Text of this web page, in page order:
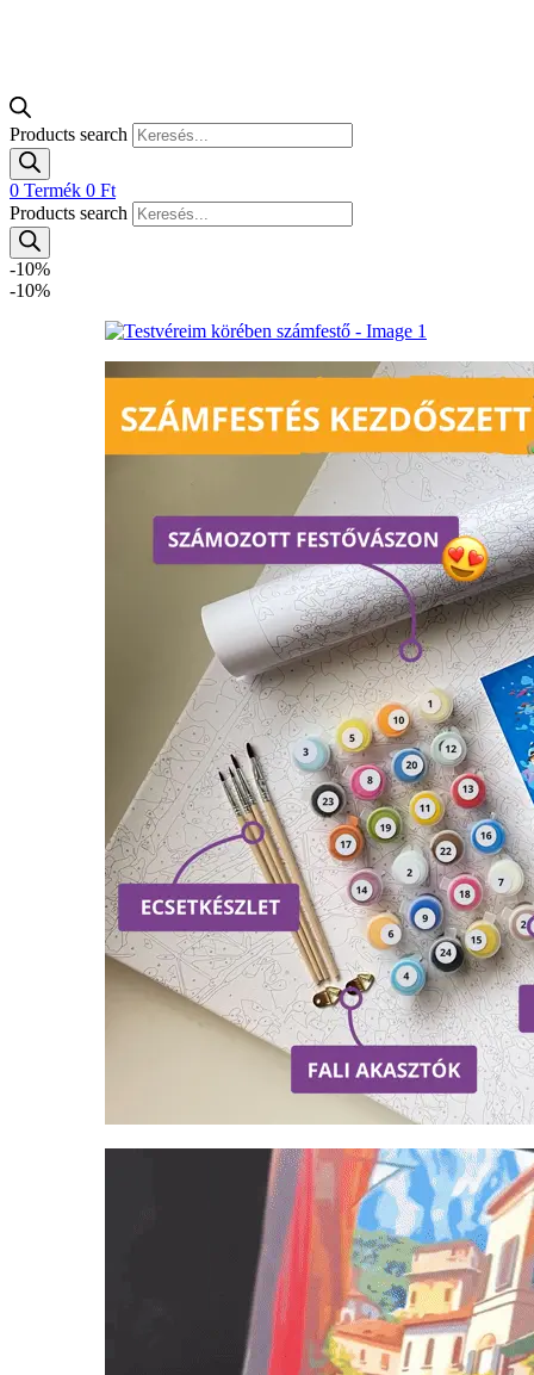
Products search
0 Termék 0 Ft
Products search
-10%
-10%